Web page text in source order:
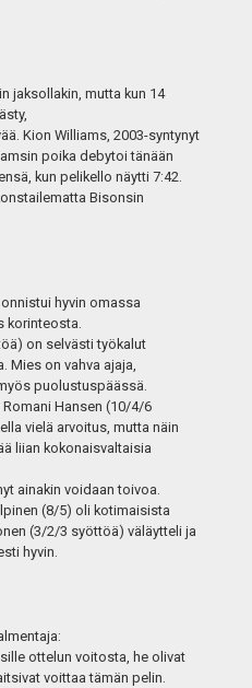
jaksollakin, mutta kun 14
Kion Williams, 2003-syntynyt
poika debytoi tänään
kun pelikello näytti 7:42.
Bisonsin
hyvin omassa
korinteosta.
on selvästi työkalut
Mies on vahva ajaja,
puolustuspäässä.
Hansen (10/4/6
vielä arvoitus, mutta näin
liian kokonaisvaltaisia
ainakin voidaan toivoa.
(8/5) oli kotimaisista
(3/2/3 syöttöä) väläytteli ja
hyvin.
ottelun voitosta, he olivat
voittaa tämän pelin.